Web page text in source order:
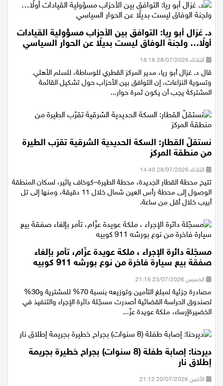
د. غزال أبو ريا: التوافق بين الأحزاب مسؤولية القيادات
أولًا… ولجنة الوفاق ليست بديلًا عن الحوار السياسي
الثلاثاء 28/07/2026 18:16
قال د. غزال أبو ريا، مدير المركز القطري للوساطة، للسلم الأهلي
وتسوية النزاعات، إن التوافق بين الأحزاب حول تشكيل القائمة
المشتركة يجب أن يكون ثمرة حوار...
نستقلّ القطار: السكة الحديدية الشرقية تقرّب الطيرة
من منطقة المركز
الثلاثاء 28/07/2026 14:40
تتيح محطة القطار الجديدة، محطة الطيرة–كوخاف يائير، لسكان المنطقة
الوصول إلى محطة رأس العين شمال خلال 11 دقيقة، ومنها إلى تل
أبيب خلال أقل من ساعة.
مسجّلة دائرة الإجراء ، ملكة عويدة عزّام، تأمر بإلغاء
صفقة بيع سيارة فاخرة من نوع بورشه 911 كوبيه
الخميس 23/07/2026 21:16
مصادرة جزئية لمبلغ التأمين وتوزيعه بنسبة 70% للمشترية و30%
لصندوق الحراسة القضائية أصدرت مسجّلة دائرة الإجراء والتنفيذ في
الخضيرةإرساء، ملكة عويدة عزّ...
ديرحنا: إصابة طفلة (8 سنوات) بجراح خطيرة بجريمة
إطلاق نار
الأثنين 20/07/2026 21:12